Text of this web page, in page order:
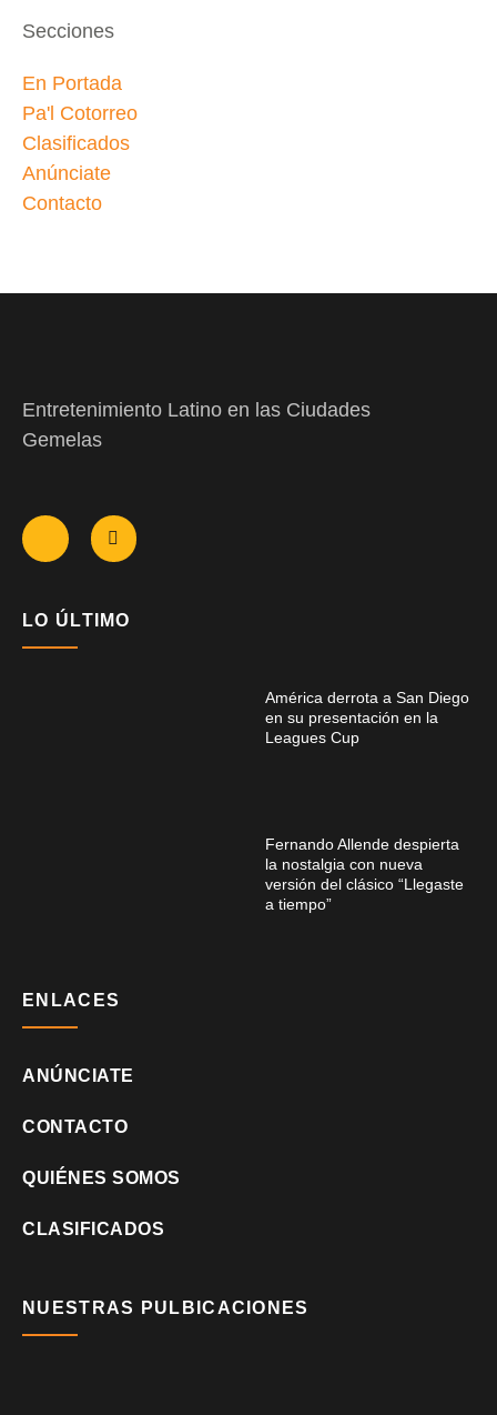
Secciones
En Portada
Pa'l Cotorreo
Clasificados
Anúnciate
Contacto
Entretenimiento Latino en las Ciudades
Gemelas
LO ÚLTIMO
América derrota a San Diego
en su presentación en la
Leagues Cup
Fernando Allende despierta
la nostalgia con nueva
versión del clásico “Llegaste
a tiempo”
ENLACES
ANÚNCIATE
CONTACTO
QUIÉNES SOMOS
CLASIFICADOS
NUESTRAS PULBICACIONES